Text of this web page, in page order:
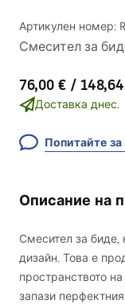
Артикулен номер:
Смесител за
76,00 € /
Доставка днес.
Попитайте
Описание на
Смесител за биде,
дизайн. Това е
пространството
запази